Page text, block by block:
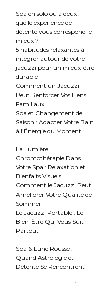
Spa en solo ou à deux :
quelle expérience de
détente vous correspond le
mieux ?
5 habitudes relaxantes à
intégrer autour de votre
jacuzzi pour un mieux-être
durable
Comment un Jacuzzi
Peut Renforcer Vos Liens
Familiaux
Spa et Changement de
Saison : Adapter Votre Bain
à l’Énergie du Moment
La Lumière
Chromothérapie Dans
Votre Spa : Relaxation et
Bienfaits Visuels
Comment le Jacuzzi Peut
Améliorer Votre Qualité de
Sommeil
Le Jacuzzi Portable : Le
Bien-Être Qui Vous Suit
Partout
Spa & Lune Rousse :
Quand Astrologie et
Détente Se Rencontrent